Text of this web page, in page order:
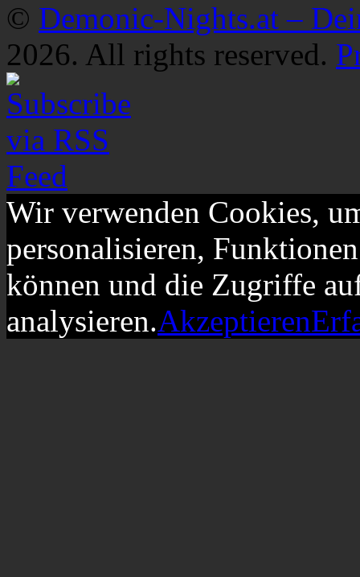
© Demonic-Nights.at –
2026. All rights reserved.
Wir verwenden Cookies,
personalisieren,
können und die Zugriffe
analysieren.Akzeptieren